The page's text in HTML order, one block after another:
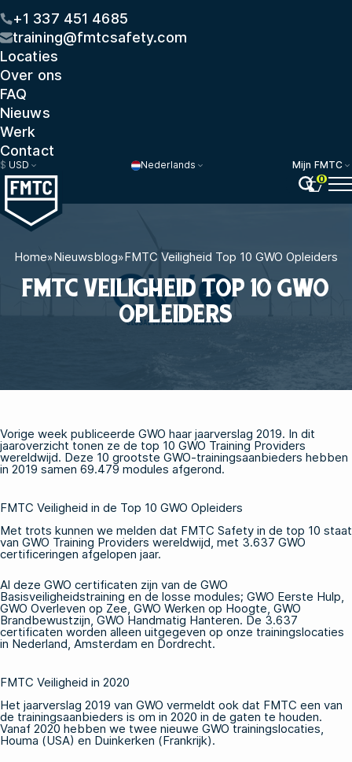
+1 337 451 4685
training@fmtcsafety.com
Locaties
Over ons
FAQ
Nieuws
Werk
Contact
$ USD Nederlands
Mijn FMTC
0
Home»Nieuwsblog»FMTC Veiligheid Top 10 GWO Opleiders
FMTC VEILIGHEID TOP 10 GWO
OPLEIDERS
Vorige week publiceerde GWO haar jaarverslag 2019. In dit
jaaroverzicht tonen ze de top 10 GWO Training Providers
wereldwijd. Deze 10 grootste GWO-trainingsaanbieders hebben
in 2019 samen 69.479 modules afgerond.
FMTC Veiligheid in de Top 10 GWO Opleiders
Met trots kunnen we melden dat FMTC Safety in de top 10 staat
van GWO Training Providers wereldwijd, met 3.637 GWO
certificeringen afgelopen jaar.
Al deze GWO certificaten zijn van de GWO
Basisveiligheidstraining en de losse modules; GWO Eerste Hulp
GWO Overleven op Zee GWO Werken op Hoogte GWO
Brandbewustzijn ,GWO Handmatig Hanteren. De 3.637
certificaten worden alleen uitgegeven op onze trainingslocaties
in Nederland, Amsterdam en Dordrecht.
FMTC Veiligheid in 2020
Het jaarverslag 2019 van GWO vermeldt ook dat FMTC een van
de trainingsaanbieders is om in 2020 in de gaten te houden.
Vanaf 2020 hebben we twee nieuwe GWO trainingslocaties,
Houma (USA) en Duinkerken (Frankrijk).